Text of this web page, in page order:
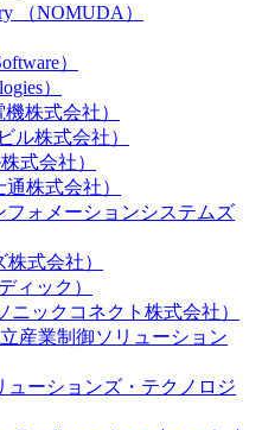
（NOMUDA）
）
）
株式会社）
ル株式会社）
式会社）
株式会社）
ォメーションシステムズ
式会社）
ィック）
ニックコネクト株式会社）
産業制御ソリューション
ーションズ・テクノロジ